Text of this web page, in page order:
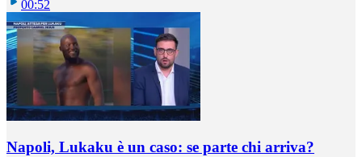
00:52
Napoli, Lukaku è un caso: se parte chi arriva?